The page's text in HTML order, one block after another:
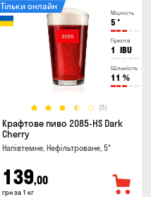
Міцність
5 °
Гіркота
1 IBU
Щільність
11 %
(5)
Тільки онлайн
Крафтове пиво 2085-HS Dark
Cherry
Напівтемне, Нефільтроване, 5°
139,00
грн за 1 кг